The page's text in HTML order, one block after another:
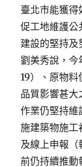
臺北市能獲得
促工地維護公
建設的堅持及
劉美秀說，
19）、原物
品質影響甚
作業仍堅持維
施建築物施工
及線上申報（
前仍持續推動